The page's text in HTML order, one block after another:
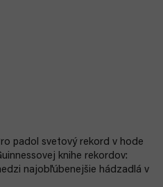
padol svetový rekord v hode
knihe rekordov:
najobľúbenejšie hádzadlá v